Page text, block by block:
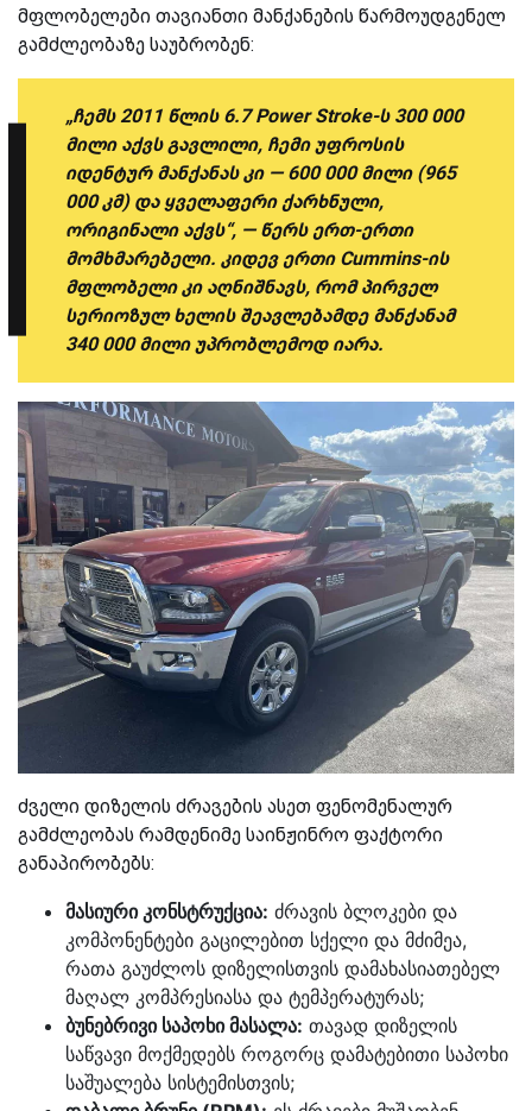
მფლობელები თავიანთი მანქანების წარმოუდგენელ
გამძლეობაზე საუბრობენ:
„ჩემს 2011 წლის 6.7 Power Stroke-ს 300 000
მილი აქვს გავლილი, ჩემი უფროსის
იდენტურ მანქანას კი — 600 000 მილი (965
000 კმ) და ყველაფერი ქარხნული,
ორიგინალი აქვს“, — წერს ერთ-ერთი
მომხმარებელი. კიდევ ერთი Cummins-ის
მფლობელი კი აღნიშნავს, რომ პირველ
სერიოზულ ხელის შეავლებამდე მანქანამ
340 000 მილი უპრობლემოდ იარა.
ძველი დიზელის ძრავების ასეთ ფენომენალურ
გამძლეობას რამდენიმე საინჟინრო ფაქტორი
განაპირობებს:
მასიური კონსტრუქცია: ძრავის ბლოკები და
კომპონენტები გაცილებით სქელი და მძიმეა,
რათა გაუძლოს დიზელისთვის დამახასიათებელ
მაღალ კომპრესიასა და ტემპერატურას;
ბუნებრივი საპოხი მასალა: თავად დიზელის
საწვავი მოქმედებს როგორც დამატებითი საპოხი
საშუალება სისტემისთვის;